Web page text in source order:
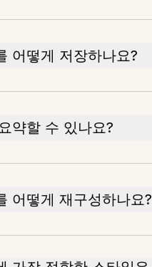
어떻게 저장하나요?
약할 수 있나요?
어떻게 재구성하나요?